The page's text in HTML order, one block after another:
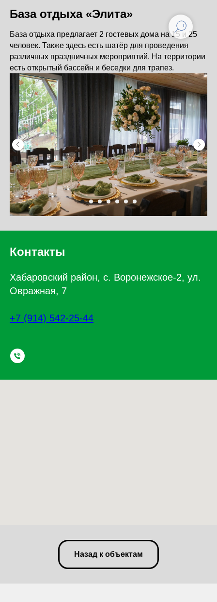
База отдыха «Элита»
База отдыха предлагает 2 гостевых дома на 15 и 25
человек. Также здесь есть шатёр для проведения
различных праздничных мероприятий. На территории
есть открытый бассейн и беседки для трапез.
Контакты
Хабаровский район, с. Воронежское-2, ул.
Овражная, 7
+7 (914) 542-25-44
Назад к объектам